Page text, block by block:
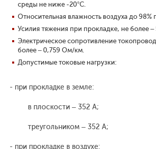
среды не ниже -20°С.
Относительная влажность воздуха до 98%
Усилия тяжения при прокладке, не более
Электрическое сопротивление
более – 0,759 Ом/км.
Допустимые токовые нагрузки:
- при прокладке в земле:
в плоскости – 352 А;
треугольником – 352 А;
- при прокладке в воздухе: